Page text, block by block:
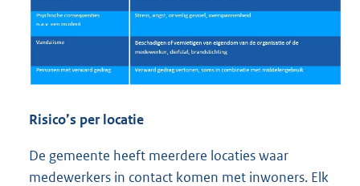
Risico’s per locatie
De gemeente heeft meerdere locaties waar
medewerkers in contact komen met inwoners. Elk